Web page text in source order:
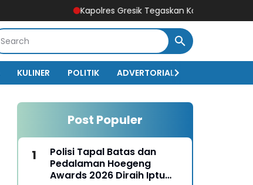
Kapolres Gresik Tegaskan Komitmen Polri Dukung
KULINER POLITIK ADVERTORIAL
Post Populer
Polisi Tapal Batas dan
Pedalaman Hoegeng
Awards 2026 Diraih Iptu